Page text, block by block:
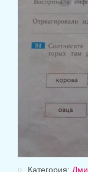
Категория: